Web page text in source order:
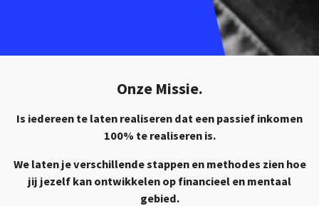
Onze Missie.
Is iedereen te laten realiseren dat een passief inkomen
100% te realiseren is.
We laten je verschillende stappen en methodes zien hoe
jij jezelf kan ontwikkelen op financieel en mentaal
gebied.